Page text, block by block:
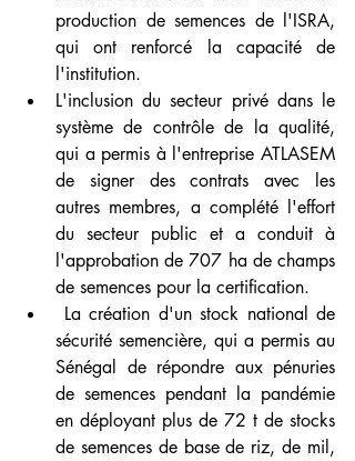
production de semences de l'ISRA,
qui ont renforcé la capacité de
l'institution.
L'inclusion du secteur privé dans le
système de contrôle de la qualité,
qui a permis à l'entreprise ATLASEM
de signer des contrats avec les
autres membres, a complété l'effort
du secteur public et a conduit à
l'approbation de 707 ha de champs
de semences pour la certification.
sécurité semencière, qui a permis au
Sénégal de répondre aux pénuries
de semences pendant la pandémie
en déployant plus de 72 t de stocks
de semences de base de riz, de mil,